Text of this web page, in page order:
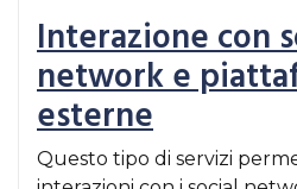
Interazione con
network e
esterne
Questo tipo di servizi